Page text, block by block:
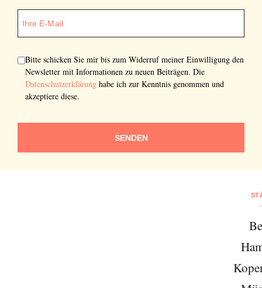
Bitte schicken Sie mir bis zum Widerruf meiner Einwilligung den
Newsletter mit Informationen zu neuen Beiträgen. Die
Datenschutzerklärung habe ich zur Kenntnis genommen und
akzeptiere diese.
SENDEN